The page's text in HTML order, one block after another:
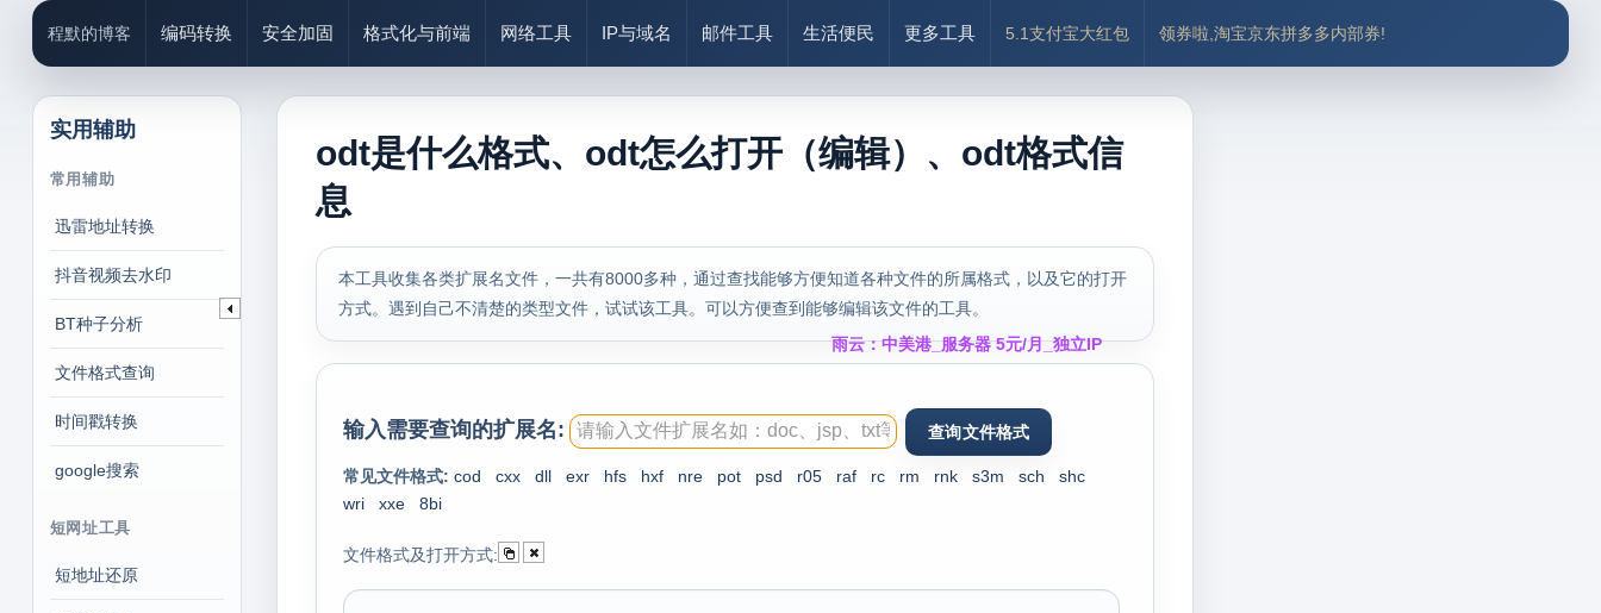
程默的博客 编码转换 安全加固 格式化与前端 网络工具 IP与域名 邮件工具 生活便民 更多工具 5.1支付宝大红包 领券啦,淘宝京东拼多多内部券!
实用辅助
常用辅助
迅雷地址转换
抖音视频去水印
BT种子分析
文件格式查询
时间戳转换
google搜索
短网址工具
短地址还原
odt是什么格式、odt怎么打开（编辑）、odt格式信
息
本工具收集各类扩展名文件，一共有8000多种，通过查找能够方便知道各种文件的所属格式，以及它的打开
方式。遇到自己不清楚的类型文件，试试该工具。可以方便查到能够编辑该文件的工具。
雨云：中美港_服务器 5元/月_独立IP
输入需要查询的扩展名:
常见文件格式: cod cxx dll exr hfs hxf nre pot psd r05 raf rc rm rnk s3m sch
shc
wri
xxe 8bi
文件格式及打开方式: